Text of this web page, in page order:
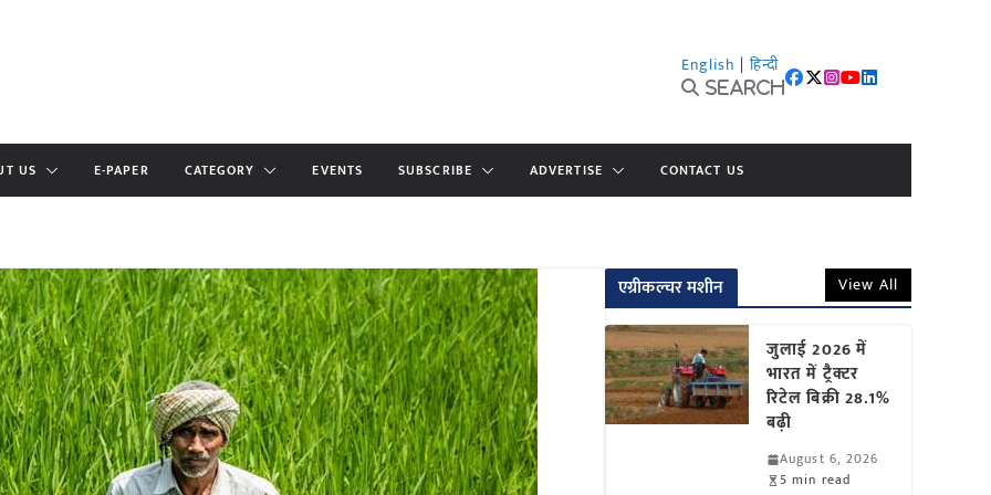
English | हिन्दी
Search
US E-PAPER CATEGORY EVENTS SUBSCRIBE ADVERTISE CONTACT US
एग्रीकल्चर मशीन View All
जुलाई 2026 में
भारत में ट्रैक्टर
रिटेल बिक्री 28.1%
बढ़ी
August 6, 2026
5 min read